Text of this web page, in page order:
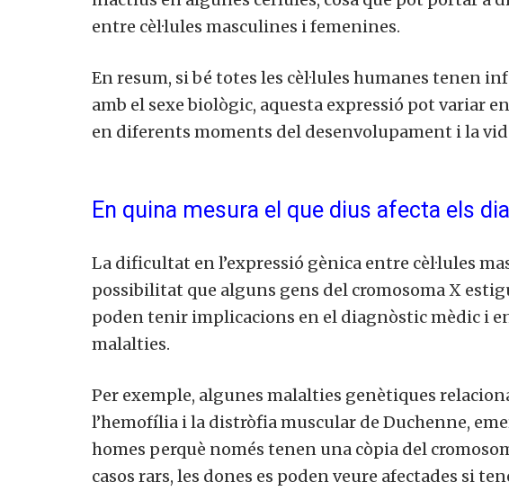
entre cèl·lules masculines i femenines.
En resum, si bé totes les cèl·lules humanes tenen
amb el sexe biològic, aquesta expressió pot variar
en diferents moments del desenvolupament i la
En quina mesura el que dius afecta els
La dificultat en l’expressió gènica entre cèl·lules
possibilitat que alguns gens del cromosoma X
poden tenir implicacions en el diagnòstic mèdic i
malalties.
Per exemple, algunes malalties genètiques
l’hemofília i la distròfia muscular de Duchenne,
homes perquè només tenen una còpia del
casos rars, les dones es poden veure afectades si